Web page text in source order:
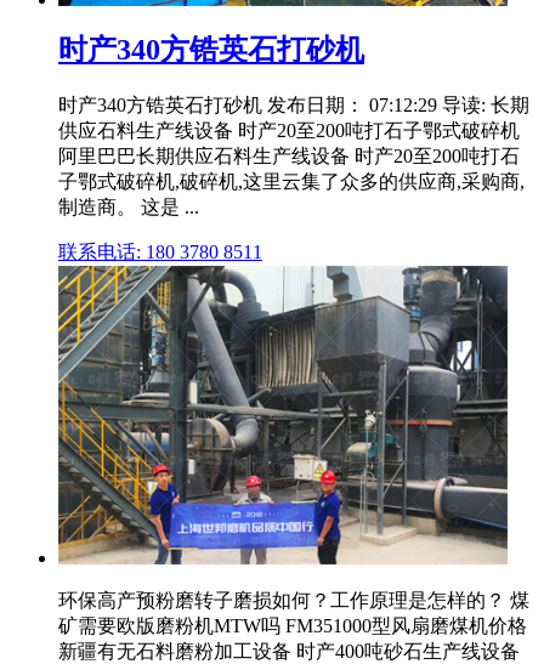
时产340方锆英石打砂机
时产340方锆英石打砂机 发布日期： 07:12:29 导读: 长期
供应石料生产线设备 时产20至200吨打石子鄂式破碎机
阿里巴巴长期供应石料生产线设备 时产20至200吨打石
子鄂式破碎机,破碎机,这里云集了众多的供应商,采购商,
制造商。 这是 ...
联系电话: 180 3780 8511
环保高产预粉磨转子磨损如何？工作原理是怎样的？ 煤
矿需要欧版磨粉机MTW吗 FM351000型风扇磨煤机价格
新疆有无石料磨粉加工设备 时产400吨砂石生产线设备